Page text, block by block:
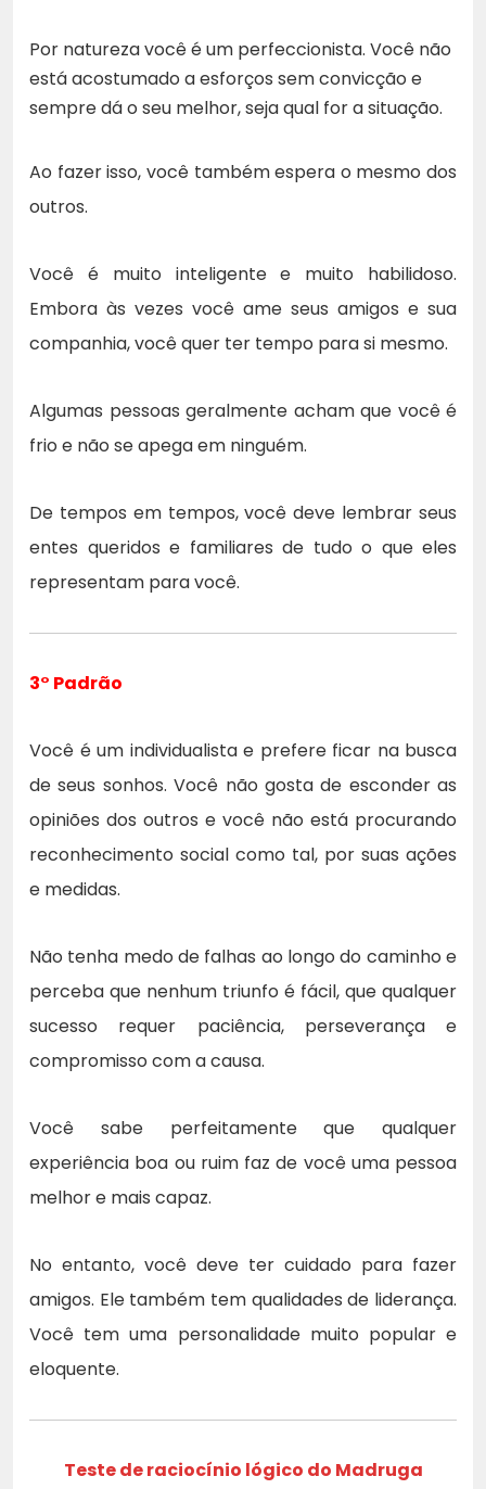
Por natureza você é um perfeccionista. Você não
está acostumado a esforços sem convicção e
sempre dá o seu melhor, seja qual for a situação.
Ao fazer isso, você também espera o mesmo dos
outros.
Você é muito inteligente e muito habilidoso.
Embora às vezes você ame seus amigos e sua
companhia, você quer ter tempo para si mesmo.
Algumas pessoas geralmente acham que você é
frio e não se apega em ninguém.
De tempos em tempos, você deve lembrar seus
entes queridos e familiares de tudo o que eles
representam para você.
3° Padrão
Você é um individualista e prefere ficar na busca
de seus sonhos. Você não gosta de esconder as
opiniões dos outros e você não está procurando
reconhecimento social como tal, por suas ações
e medidas.
Não tenha medo de falhas ao longo do caminho e
perceba que nenhum triunfo é fácil, que qualquer
sucesso requer paciência, perseverança e
compromisso com a causa.
Você sabe perfeitamente que qualquer
experiência boa ou ruim faz de você uma pessoa
melhor e mais capaz.
No entanto, você deve ter cuidado para fazer
amigos. Ele também tem qualidades de liderança.
Você tem uma personalidade muito popular e
eloquente.
Teste de raciocínio lógico do Madruga